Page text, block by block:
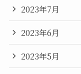
2023年7月
2023年6月
2023年5月